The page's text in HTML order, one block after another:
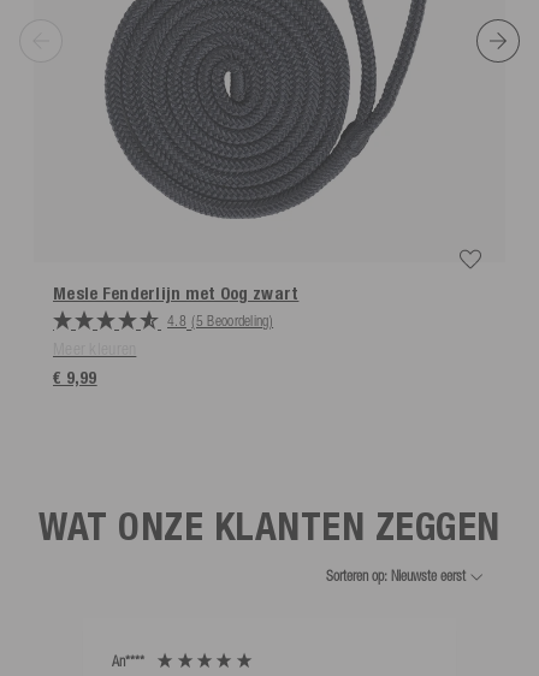
Mesle Fenderlijn met Oog zwart
4.8 (5 Beoordeling)
€ 9,99
WAT ONZE KLANTEN ZEGGEN
Sorteren op: Nieuwste eerst
An****